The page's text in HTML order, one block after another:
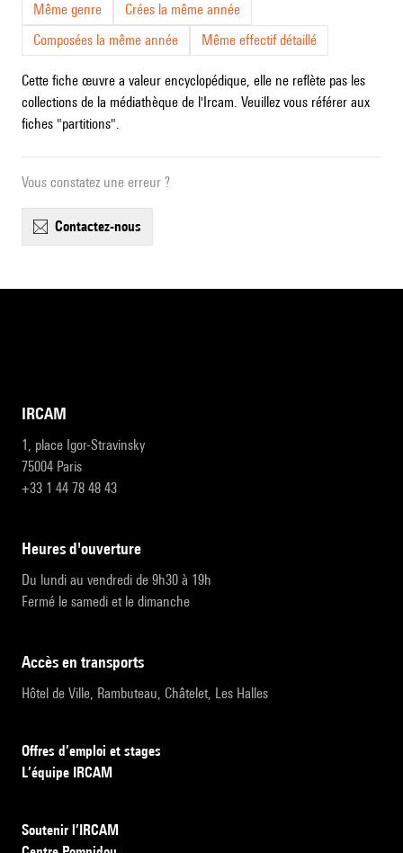
Même genre
Crées la même année
Composées la même année
Même effectif détaillé
Cette fiche œuvre a valeur encyclopédique, elle ne reflète pas les
collections de la médiathèque de l'Ircam. Veuillez vous référer aux
fiches "partitions".
Vous constatez une erreur ?
contactez-nous
IRCAM
1, place Igor-Stravinsky
75004 Paris
+33 1 44 78 48 43
heures d'ouverture
Du lundi au vendredi de 9h30 à 19h
Fermé le samedi et le dimanche
accès en transports
Hôtel de Ville, Rambuteau, Châtelet, Les Halles
Offres d’emploi et stages
L’équipe IRCAM
Soutenir l’IRCAM